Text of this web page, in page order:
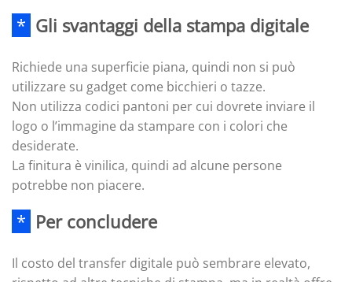
* Gli svantaggi della stampa digitale
Richiede una superficie piana, quindi non si può
utilizzare su gadget come bicchieri o tazze.
Non utilizza codici pantoni per cui dovrete inviare il
logo o l’immagine da stampare con i colori che
desiderate.
La finitura è vinilica, quindi ad alcune persone
potrebbe non piacere.
* Per concludere
Il costo del transfer digitale può sembrare elevato,